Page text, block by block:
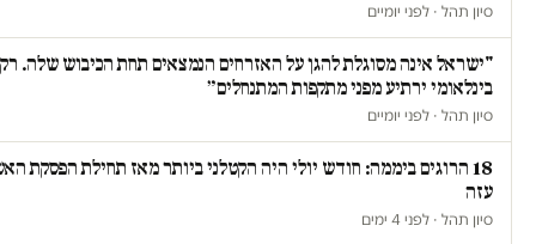
סיון תהל · לפני יומיים
"ישראל אינה מסוגלת להגן על האזרחים הנמצאים תחת הכיבוש שלה. רק
בינלאומי ירתיע מפני מתקפות המתנחלים״
סיון תהל · לפני יומיים
18 הרוגים ביממה: חודש יולי היה הקטלני ביותר מאז תחילת הפסקת
עזה
סיון תהל · לפני 4 ימים